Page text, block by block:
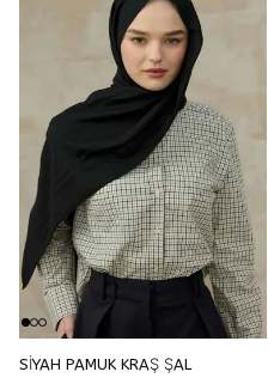
SİYAH PAMUK KRAŞ ŞAL